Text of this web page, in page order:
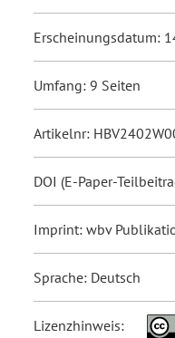
Erscheinungsdatum:
Umfang: 9 Seiten
Artikelnr:
DOI (E-Paper-
Imprint: wbv
Sprache: Deutsch
Lizenzhinweis: